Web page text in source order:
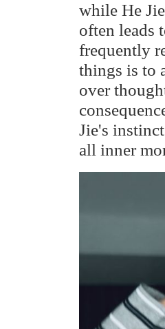
while He
often leads
frequently
things is to
over
Jie's
all inner